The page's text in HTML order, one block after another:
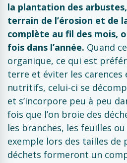
la plantation des
terrain de l’érosion et de
complète au fil des mois,
fois dans l’année. Quand
organique, ce qui est
terre et éviter les carences
nutritifs, celui-ci se
et s’incorpore peu à peu
fois que l’on broie des
les branches, les feuilles
exemple lors des tailles de
déchets formeront un